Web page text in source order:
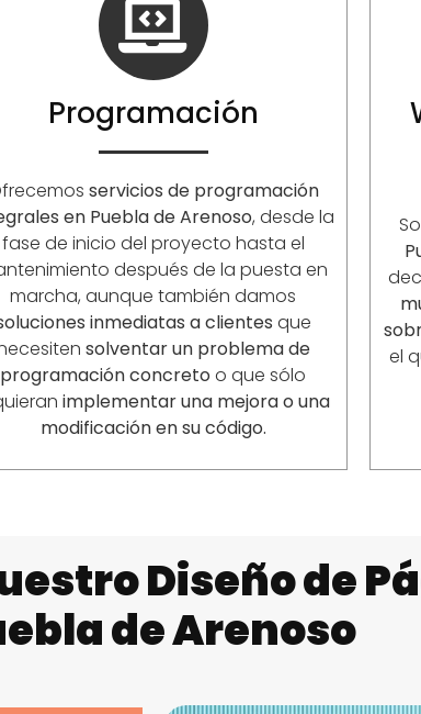
Programación
servicios de programación
en Puebla de Arenoso, desde la
fase de inicio del proyecto hasta el
después de la puesta en
marcha, aunque también damos
inmediatas a clientes que
solventar un problema de
programación concreto o que sólo
implementar una mejora o una
modificación en su código.
el
Diseño de
de Arenoso